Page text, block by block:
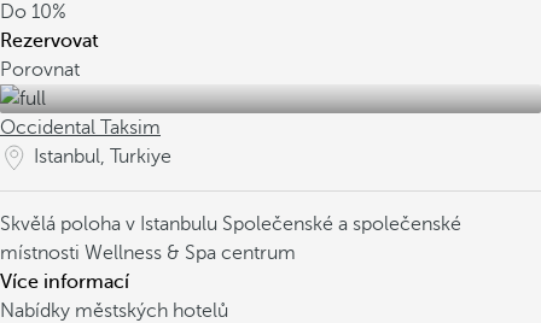
Do 10%
Rezervovat
Porovnat
Occidental Taksim
Istanbul, Turkiye
Skvělá poloha v Istanbulu Společenské a společenské
místnosti Wellness & Spa centrum
Více informací
Nabídky městských hotelů